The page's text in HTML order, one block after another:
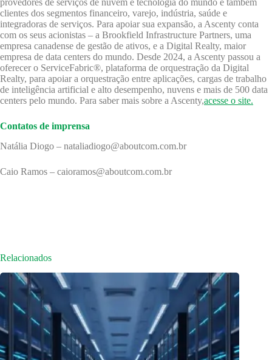
provedores de serviços de nuvem e tecnologia do mundo e também
clientes dos segmentos financeiro, varejo, indústria, saúde e
integradoras de serviços. Para apoiar sua expansão, a Ascenty conta
com os seus acionistas – a Brookfield Infrastructure Partners, uma
empresa canadense de gestão de ativos, e a Digital Realty, maior
empresa de data centers do mundo. Desde 2024, a Ascenty passou a
oferecer o ServiceFabric®, plataforma de orquestração da Digital
Realty, para apoiar a orquestração entre aplicações, cargas de trabalho
de inteligência artificial e alto desempenho, nuvens e mais de 500 data
centers pelo mundo. Para saber mais sobre a Ascenty,acesse o site.
Contatos de imprensa
Natália Diogo – nataliadiogo@aboutcom.com.br
Caio Ramos – caioramos@aboutcom.com.br
Relacionados